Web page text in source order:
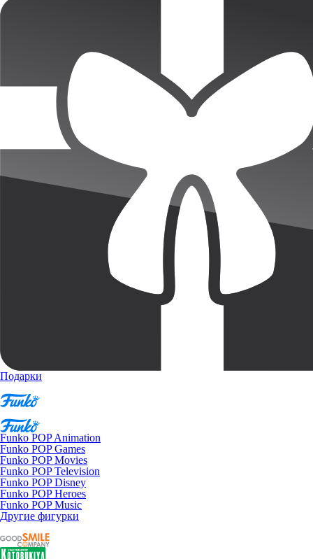
Подарки
Funko POP Animation
Funko POP Games
Funko POP Movies
Funko POP Television
Funko POP Disney
Funko POP Heroes
Funko POP Music
Другие фигурки